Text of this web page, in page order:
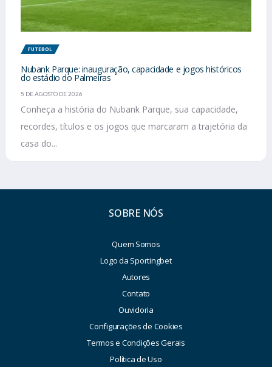
FUTEBOL
Nubank Parque: inauguração, capacidade e jogos históricos
do estádio do Palmeiras
5 DE AGOSTO DE 2026
Conheça a história do Nubank Parque, sua capacidade,
recordes, títulos e os jogos que marcaram a trajetória da
casa do...
SOBRE NÓS
Quem Somos
Logo da Sportingbet
Autores
Contato
Ouvidoria
Configurações de Cookies
Termos e Condições Gerais
Política de Uso